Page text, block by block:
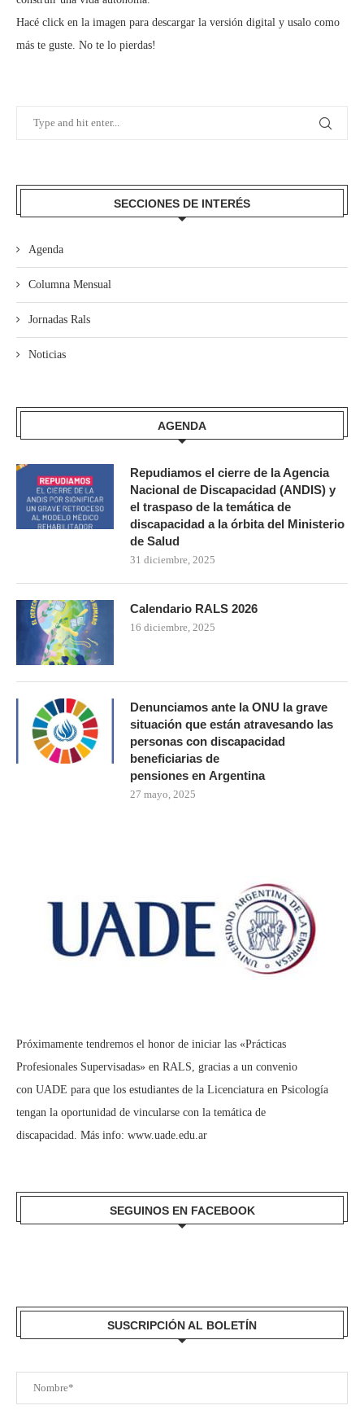
Hacé click en la imagen para descargar la versión digital y usalo como
más te guste. No te lo pierdas!
SECCIONES DE INTERÉS
Agenda
Columna Mensual
Jornadas Rals
Noticias
AGENDA
Repudiamos el cierre de la Agencia
Nacional de Discapacidad (ANDIS) y
el traspaso de la temática de
discapacidad a la órbita del Ministerio
de Salud
31 diciembre, 2025
Calendario RALS 2026
16 diciembre, 2025
Denunciamos ante la ONU la grave
situación que están atravesando las
personas con discapacidad
beneficiarias de
pensiones en Argentina
27 mayo, 2025
Próximamente tendremos el honor de iniciar las «Prácticas
Profesionales Supervisadas» en RALS, gracias a un convenio
con UADE para que los estudiantes de la Licenciatura en Psicología
tengan la oportunidad de vincularse con la temática de
discapacidad. Más info: www.uade.edu.ar
SEGUINOS EN FACEBOOK
SUSCRIPCIÓN AL BOLETÍN